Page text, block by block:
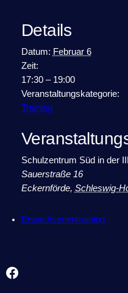
Details
Datum: Februar 6
Zeit:
17:30 – 19:00
Veranstaltungskategorie:
Training
Schulzentrum Süd in der
Sauerstraße 16
Eckernförde, Schleswig-
Erwachsenentraining
Facebook